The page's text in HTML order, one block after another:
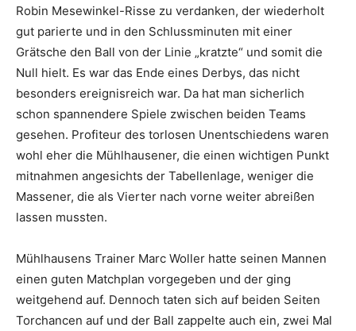
Robin Mesewinkel-Risse zu verdanken, der wiederholt
gut parierte und in den Schlussminuten mit einer
Grätsche den Ball von der Linie „kratzte“ und somit die
Null hielt. Es war das Ende eines Derbys, das nicht
besonders ereignisreich war. Da hat man sicherlich
schon spannendere Spiele zwischen beiden Teams
gesehen. Profiteur des torlosen Unentschiedens waren
wohl eher die Mühlhausener, die einen wichtigen Punkt
mitnahmen angesichts der Tabellenlage, weniger die
Massener, die als Vierter nach vorne weiter abreißen
lassen mussten.
Mühlhausens Trainer Marc Woller hatte seinen Mannen
einen guten Matchplan vorgegeben und der ging
weitgehend auf. Dennoch taten sich auf beiden Seiten
Torchancen auf und der Ball zappelte auch ein, zwei Mal